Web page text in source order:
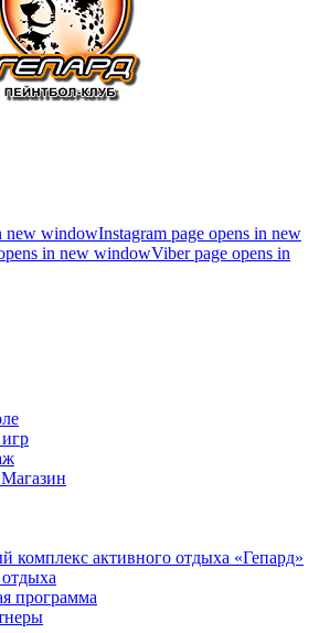
new windowInstagram page opens in new
in new windowViber page opens in
комплекс активного отдыха «Гепард»
программа